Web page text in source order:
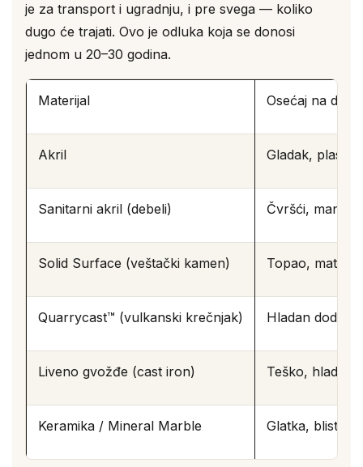
je za transport i ugradnju, i pre svega — koliko
dugo će trajati. Ovo je odluka koja se donosi
jednom u 20–30 godina.
Materijal Osećaj na dodir
Akril Gladak,
Sanitarni akril (debeli) Čvršći, manje
Solid Surface (veštački kamen) Topao, mat,
Quarrycast™ (vulkanski krečnjak) Hladan dodir,
Liveno gvožđe (cast iron) Teško, hladno,
Keramika / Mineral Marble Glatka, blistava